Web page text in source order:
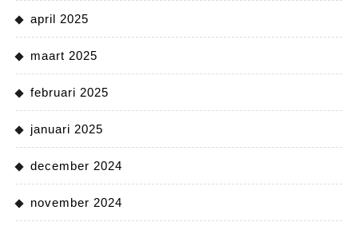
april 2025
maart 2025
februari 2025
januari 2025
december 2024
november 2024